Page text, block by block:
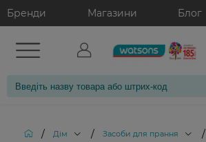
Бренди Магазини Блог
/ Дім / Засоби для прання /